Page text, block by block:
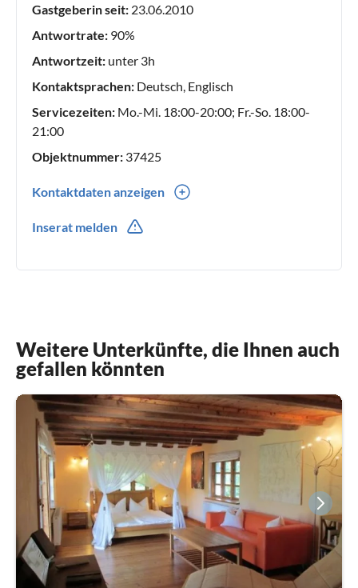
Gastgeberin seit: 23.06.2010
Antwortrate: 90%
Antwortzeit: unter 3h
Kontaktsprachen: Deutsch, Englisch
Servicezeiten: Mo.-Mi. 18:00-20:00; Fr.-So. 18:00-
21:00
Objektnummer: 37425
Kontaktdaten anzeigen
Inserat melden
Weitere Unterkünfte, die Ihnen auch
gefallen könnten